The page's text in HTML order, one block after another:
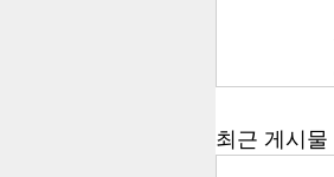
최근 게시물